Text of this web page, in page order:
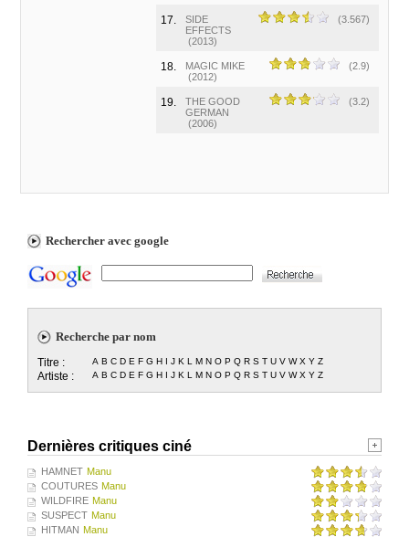
17.
SIDE
EFFECTS
(2013)
(3.567)
18.
MAGIC MIKE
(2012)
(2.9)
19.
THE GOOD
GERMAN
(2006)
(3.2)
Rechercher avec google
Recherche par nom
Titre : A B C D E F G H I J K L M N O P Q R S T U V W X Y Z
Artiste : A B C D E F G H I J K L M N O P Q R S T U V W X Y Z
Dernières critiques ciné
HAMNET Manu
COUTURES Manu
WILDFIRE Manu
SUSPECT Manu
HITMAN Manu